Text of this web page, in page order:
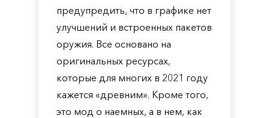
предупредить, что в графике нет
улучшений и встроенных пакетов
оружия. Все основано на
оригинальных ресурсах,
которые для многих в 2021 году
кажется «древним». Кроме того,
это мод о наемных, а в нем, как